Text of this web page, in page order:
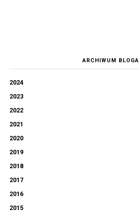
ARCHIWUM BLOGA
2024
2023
2022
2021
2020
2019
2018
2017
2016
2015